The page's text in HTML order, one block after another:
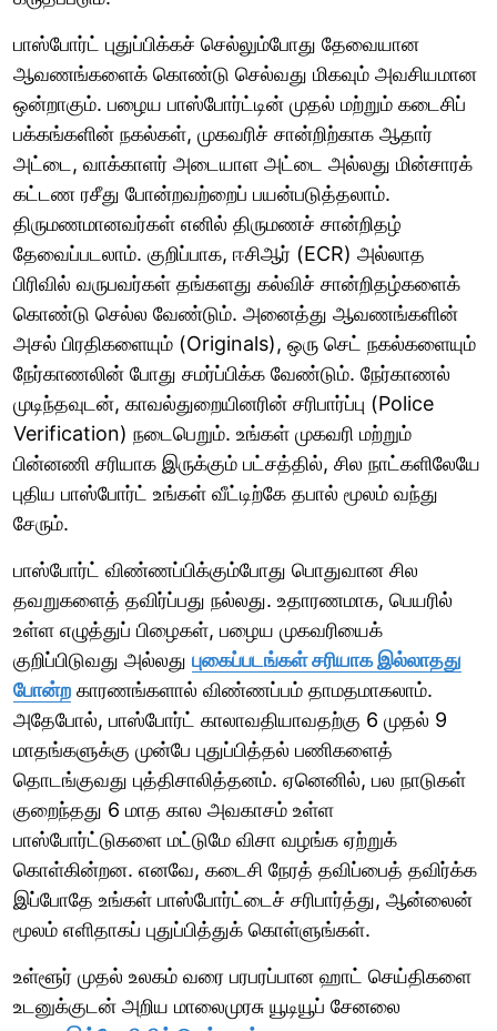
பாஸ்போர்ட் புதுப்பிக்கச் செல்லும்போது தேவையான
ஆவணங்களைக் கொண்டு செல்வது மிகவும் அவசியமான
ஒன்றாகும். பழைய பாஸ்போர்ட்டின் முதல் மற்றும் கடைசிப்
பக்கங்களின் நகல்கள், முகவரிச் சான்றிற்காக ஆதார்
அட்டை, வாக்காளர் அடையாள அட்டை அல்லது மின்சாரக்
கட்டண ரசீது போன்றவற்றைப் பயன்படுத்தலாம்.
திருமணமானவர்கள் எனில் திருமணச் சான்றிதழ்
தேவைப்படலாம். குறிப்பாக, ஈசிஆர் (ECR) அல்லாத
பிரிவில் வருபவர்கள் தங்களது கல்விச் சான்றிதழ்களைக்
கொண்டு செல்ல வேண்டும். அனைத்து ஆவணங்களின்
அசல் பிரதிகளையும் (Originals), ஒரு செட் நகல்களையும்
நேர்காணலின் போது சமர்ப்பிக்க வேண்டும். நேர்காணல்
முடிந்தவுடன், காவல்துறையினரின் சரிபார்ப்பு (Police
Verification) நடைபெறும். உங்கள் முகவரி மற்றும்
பின்னணி சரியாக இருக்கும் பட்சத்தில், சில நாட்களிலேயே
புதிய பாஸ்போர்ட் உங்கள் வீட்டிற்கே தபால் மூலம் வந்து
சேரும்.
பாஸ்போர்ட் விண்ணப்பிக்கும்போது பொதுவான சில
தவறுகளைத் தவிர்ப்பது நல்லது. உதாரணமாக, பெயரில்
உள்ள எழுத்துப் பிழைகள், பழைய முகவரியைக்
குறிப்பிடுவது அல்லது புகைப்படங்கள் சரியாக இல்லாதது
போன்ற காரணங்களால் விண்ணப்பம் தாமதமாகலாம்.
அதேபோல், பாஸ்போர்ட் காலாவதியாவதற்கு 6 முதல் 9
மாதங்களுக்கு முன்பே புதுப்பித்தல் பணிகளைத்
தொடங்குவது புத்திசாலித்தனம். ஏனெனில், பல நாடுகள்
குறைந்தது 6 மாத கால அவகாசம் உள்ள
பாஸ்போர்ட்டுகளை மட்டுமே விசா வழங்க ஏற்றுக்
கொள்கின்றன. எனவே, கடைசி நேரத் தவிப்பைத் தவிர்க்க
இப்போதே உங்கள் பாஸ்போர்ட்டைச் சரிபார்த்து, ஆன்லைன்
மூலம் எளிதாகப் புதுப்பித்துக் கொள்ளுங்கள்.
உள்ளூர் முதல் உலகம் வரை பரபரப்பான ஹாட் செய்திகளை
உடனுக்குடன் அறிய மாலைமுரசு யூடியூப் சேனலை